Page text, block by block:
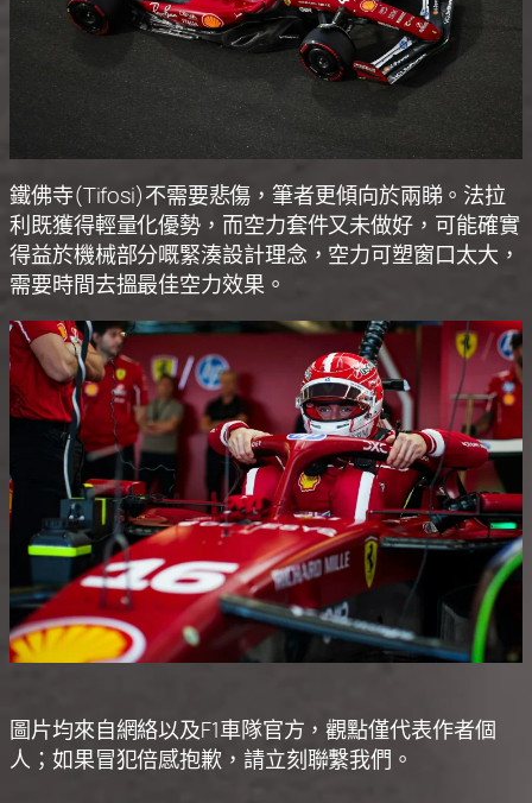
鐵佛寺(Tifosi)不需要悲傷，筆者更傾向於兩睇。法拉
利既獲得輕量化優勢，而空力套件又未做好，可能確實
得益於機械部分嘅緊湊設計理念，空力可塑窗口太大，
需要時間去搵最佳空力效果。
圖片均來自網絡以及F1車隊官方，觀點僅代表作者個
人；如果冒犯倍感抱歉，請立刻聯繫我們。